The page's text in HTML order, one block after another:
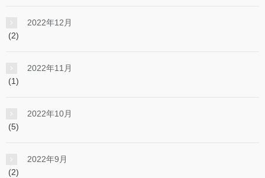
2022年12月
(2)
2022年11月
(1)
2022年10月
(5)
2022年9月
(2)